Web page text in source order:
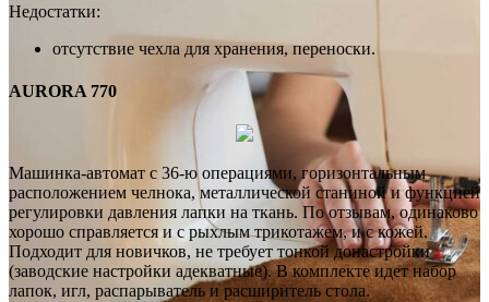
Недостатки:
отсутствие чехла для хранения, переноски.
AURORA 770
Машинка-автомат с 36-ю операциями, горизонтальным
расположением челнока, металлической станиной и функцией
регулировки давления лапки на ткань. По отзывам, одинаково
хорошо справляется и с рыхлым трикотажем, и с кожей.
Подходит для новичков, не требует тонкой донастройки
(заводские настройки адекватные). В комплекте идет набор
лапок, игл, распарыватель и расширитель стола.